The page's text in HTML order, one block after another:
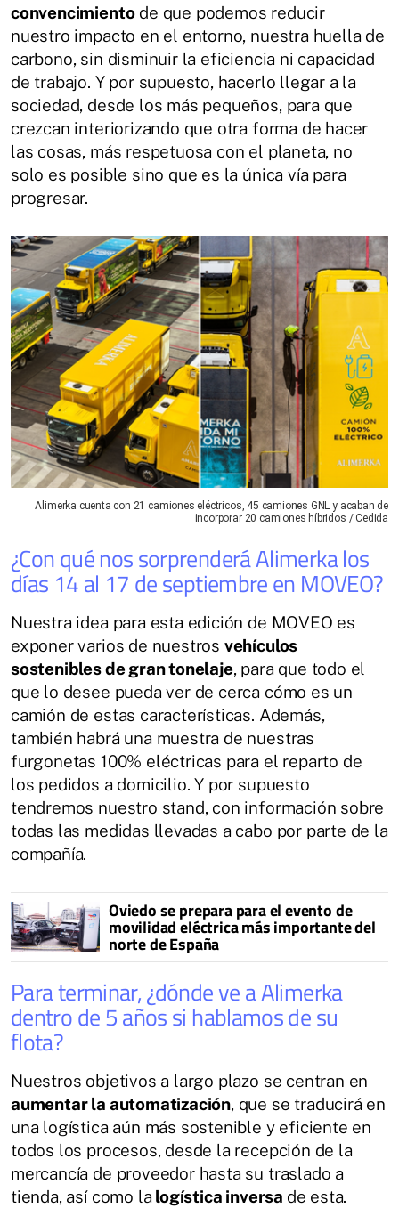
convencimientode que podemos reducir
nuestro impacto en el entorno, nuestra huella de
carbono, sin disminuir la eficiencia ni capacidad
de trabajo. Y por supuesto, hacerlo llegar a la
sociedad, desde los más pequeños, para que
crezcan interiorizando que otra forma de hacer
las cosas, más respetuosa con el planeta, no
solo es posible sino que es la única vía para
progresar.
Alimerka cuenta con 21 camiones eléctricos, 45 camiones GNL y acaban de
incorporar 20 camiones híbridos / Cedida
¿Con qué nos sorprenderá Alimerka los
días 14 al 17 de septiembre en MOVEO?
Nuestra idea para esta edición de MOVEO es
exponer varios de nuestros vehículos
sostenibles de gran tonelaje, para que todo el
que lo desee pueda ver de cerca cómo es un
camión de estas características. Además,
también habrá una muestra de nuestras
furgonetas 100% eléctricas para el reparto de
los pedidos a domicilio. Y por supuesto
tendremos nuestro stand, con información sobre
todas las medidas llevadas a cabo por parte de la
compañía.
Oviedo se prepara para el evento de
movilidad eléctrica más importante del
norte de España
Para terminar, ¿dónde ve a Alimerka
dentro de 5 años si hablamos de su
flota?
Nuestros objetivos a largo plazo se centran en
aumentar la automatización, que se traducirá en
una logística aún más sostenible y eficiente en
todos los procesos, desde la recepción de la
mercancía de proveedor hasta su traslado a
tienda, así como la logística inversa de esta.